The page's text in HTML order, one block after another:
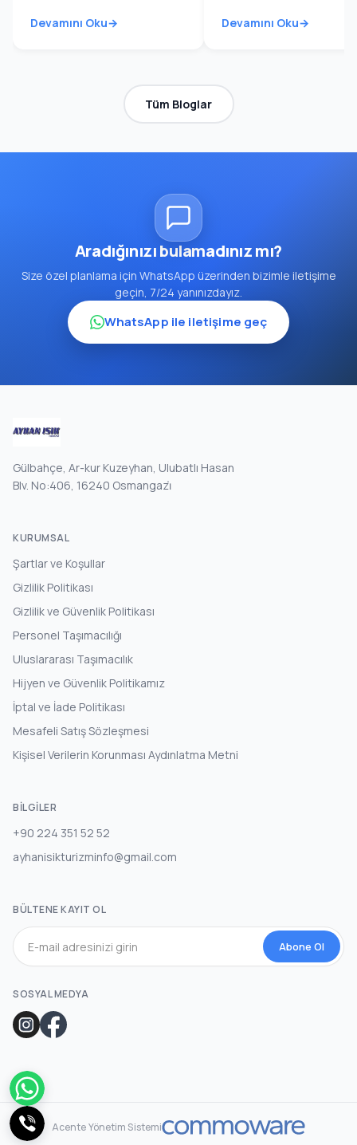
Devamını Oku Devamını Oku
Tüm Bloglar
Aradığınızı bulamadınız mı?
Size özel planlama için WhatsApp üzerinden bizimle iletişime
geçin, 7/24 yanınızdayız.
WhatsApp ile iletişime geç
Gülbahçe, Ar-kur Kuzeyhan, Ulubatlı Hasan
Blv. No:406, 16240 Osmangazi̇
KURUMSAL
Şartlar ve Koşullar
Gizlilik Politikası
Gizlilik ve Güvenlik Politikası
Personel Taşımacılığı
Uluslararası Taşımacılık
Hijyen ve Güvenlik Politikamız
İptal ve İade Politikası
Mesafeli Satış Sözleşmesi
Kişisel Verilerin Korunması Aydınlatma Metni
BILGILER
+90 224 351 52 52
ayhanisikturizminfo@gmail.com
BÜLTENE KAYIT OL
Abone Ol
SOSYAL MEDYA
Acente Yönetim Sistemi